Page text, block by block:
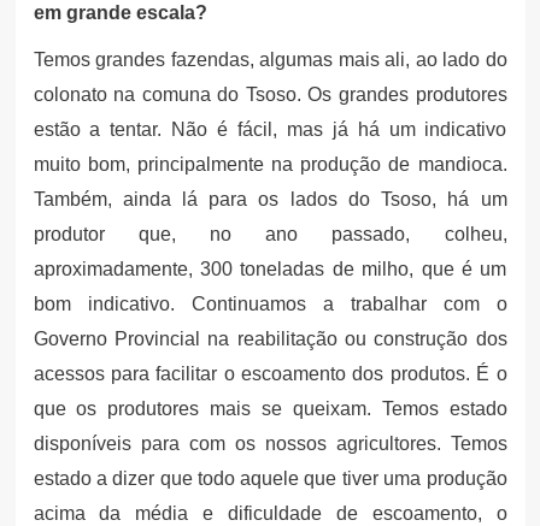
em grande escala?
Temos grandes fazendas, algumas mais ali, ao lado do
colonato na comuna do Tsoso. Os grandes produtores
estão a tentar. Não é fácil, mas já há um indicativo
muito bom, principalmente na produção de mandioca.
Também, ainda lá para os lados do Tsoso, há um
produtor que, no ano passado, colheu,
aproximadamente, 300 toneladas de milho, que é um
bom indicativo. Continuamos a trabalhar com o
Governo Provincial na reabilitação ou construção dos
acessos para facilitar o escoamento dos produtos. É o
que os produtores mais se queixam. Temos estado
disponíveis para com os nossos agricultores. Temos
estado a dizer que todo aquele que tiver uma produção
acima da média e dificuldade de escoamento, o